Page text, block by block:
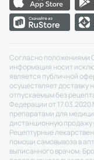
Согласно положениями
информация носит
является публичной
осуществляет доставку
отпускаемым без
Федерации от
препаратами для
дистанционную продажу
Рецептурные
помощи самовывоза в
выписанного врачом.